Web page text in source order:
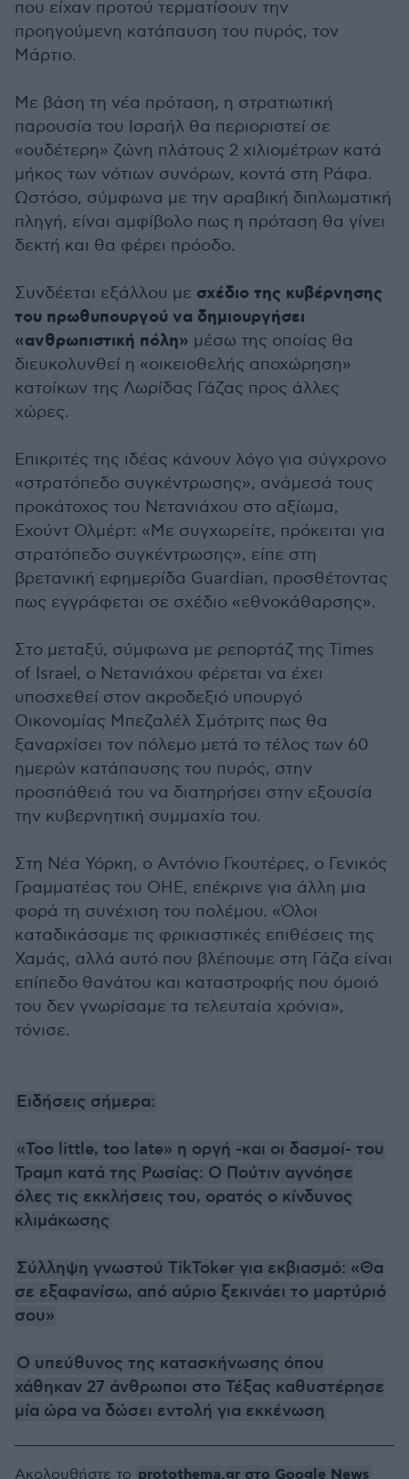
που είχαν προτού τερματίσουν την
προηγούμενη κατάπαυση του πυρός, τον
Μάρτιο.
Με βάση τη νέα πρόταση, η στρατιωτική
παρουσία του Ισραήλ θα περιοριστεί σε
«ουδέτερη» ζώνη πλάτους 2 χιλιομέτρων κατά
μήκος των νότιων συνόρων, κοντά στη Ράφα.
Ωστόσο, σύμφωνα με την αραβική διπλωματική
πληγή, είναι αμφίβολο πως η πρόταση θα γίνει
δεκτή και θα φέρει πρόοδο.
Συνδέεται εξάλλου με σχέδιο της κυβέρνησης
του πρωθυπουργού να δημιουργήσει
«ανθρωπιστική πόλη» μέσω της οποίας θα
διευκολυνθεί η «οικειοθελής αποχώρηση»
κατοίκων της Λωρίδας Γάζας προς άλλες
χώρες.
Επικριτές της ιδέας κάνουν λόγο για σύγχρονο
«στρατόπεδο συγκέντρωσης», ανάμεσά τους
προκάτοχος του Νετανιάχου στο αξίωμα,
Εχούντ Ολμέρτ: «Με συγχωρείτε, πρόκειται για
στρατόπεδο συγκέντρωσης», είπε στη
βρετανική εφημερίδα Guardian, προσθέτοντας
πως εγγράφεται σε σχέδιο «εθνοκάθαρσης».
Στο μεταξύ, σύμφωνα με ρεπορτάζ της Times
of Israel, ο Νετανιάχου φέρεται να έχει
υποσχεθεί στον ακροδεξιό υπουργό
Οικονομίας Μπεζαλέλ Σμότριτς πως θα
ξαναρχίσει τον πόλεμο μετά το τέλος των 60
ημερών κατάπαυσης του πυρός, στην
προσπάθειά του να διατηρήσει στην εξουσία
την κυβερνητική συμμαχία του.
Στη Νέα Υόρκη, ο Αντόνιο Γκουτέρες, ο Γενικός
Γραμματέας του ΟΗΕ, επέκρινε για άλλη μια
φορά τη συνέχιση του πολέμου. «Όλοι
καταδικάσαμε τις φρικιαστικές επιθέσεις της
Χαμάς, αλλά αυτό που βλέπουμε στη Γάζα είναι
επίπεδο θανάτου και καταστροφής που όμοιό
του δεν γνωρίσαμε τα τελευταία χρόνια»,
τόνισε.
Ειδήσεις σήμερα:
«Too little, too late» η οργή -και οι δασμοί- του
Τραμπ κατά της Ρωσίας: Ο Πούτιν αγνόησε
όλες τις εκκλήσεις του, ορατός ο κίνδυνος
κλιμάκωσης
Σύλληψη γνωστού TikToker για εκβιασμό: «Θα
σε εξαφανίσω, από αύριο ξεκινάει το μαρτύριό
σου»
Ο υπεύθυνος της κατασκήνωσης όπου
χάθηκαν 27 άνθρωποι στο Τέξας καθυστέρησε
μία ώρα να δώσει εντολή για εκκένωση
Ακολουθήστε το protothema.gr στο Google News